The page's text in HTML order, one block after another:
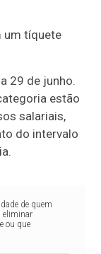
um tíquete
29 de junho.
estão
salariais,
do intervalo
de quem
eliminar
ou que